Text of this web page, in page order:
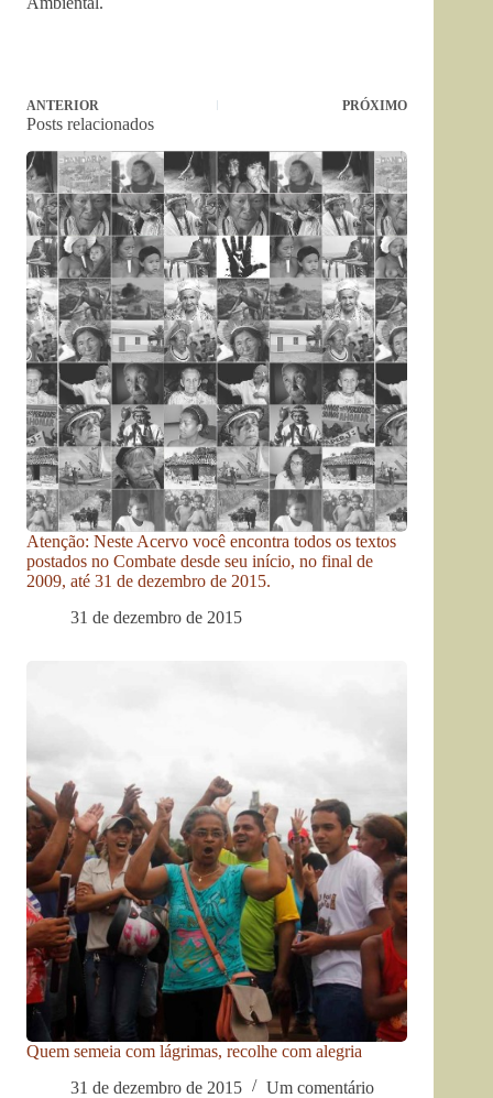
ANTERIOR PRÓXIMO
Posts relacionados
Atenção: Neste Acervo você encontra todos os textos
postados no Combate desde seu início, no final de
2009, até 31 de dezembro de 2015.
31 de dezembro de 2015
Quem semeia com lágrimas, recolhe com alegria
31 de dezembro de 2015
Um comentário